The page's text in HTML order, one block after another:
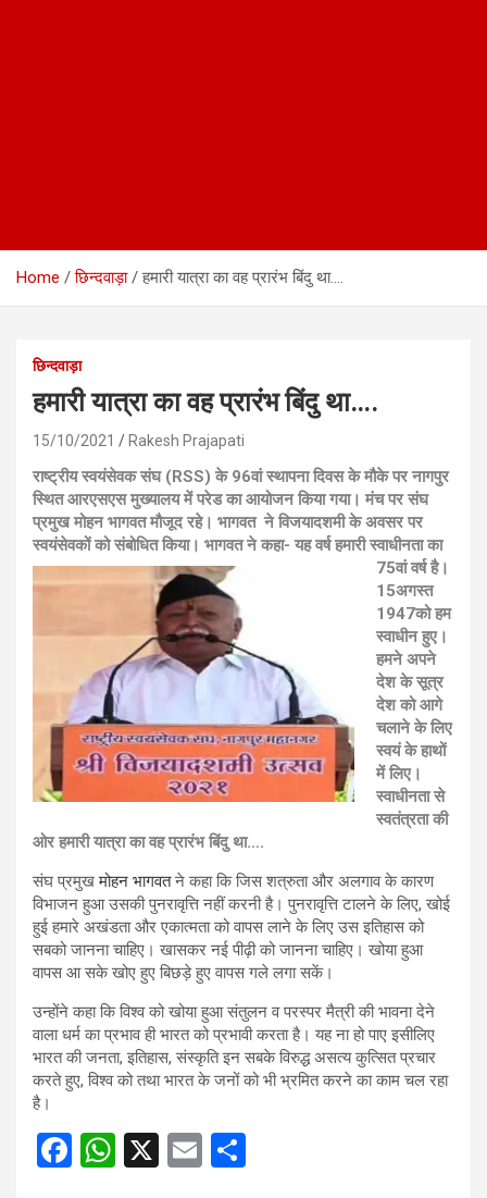
Home छिन्दवाड़ा हमारी यात्रा का वह प्रारंभ बिंदु था….
छिन्दवाड़ा
हमारी यात्रा का वह प्रारंभ बिंदु था….
15/10/2021 Rakesh Prajapati
राष्ट्रीय स्वयंसेवक संघ (RSS) के 96वां स्थापना दिवस के मौके पर नागपुर
स्थित आरएसएस मुख्यालय में परेड का आयोजन किया गया। मंच पर संघ
प्रमुख मोहन भागवत मौजूद रहे। भागवत ने विजयादशमी के अवसर पर
स्वयंसेवकों को संबोधित किया। भागवत नेकहा- यह वर्ष हमारी स्वाधीनता का
75वां वर्ष है।
15अगस्त
1947को हम
स्वाधीन हुए।
हमने अपने
देश के सूत्र
देश को आगे
चलाने के लिए
स्वयं के हाथों
में लिए।
स्वाधीनता से
स्वतंत्रता की
ओर हमारी यात्रा का वह प्रारंभ बिंदु था….
संघ प्रमुखमोहन भागवतने कहा कि जिस शत्रुता और अलगाव के कारण
विभाजन हुआ उसकी पुनरावृत्ति नहीं करनी है। पुनरावृत्ति टालने के लिए, खोई
हुई हमारे अखंडता और एकात्मता को वापस लाने के लिए उस इतिहास को
सबको जानना चाहिए। खासकर नई पीढ़ी को जानना चाहिए। खोया हुआ
वापस आ सके खोए हुए बिछड़े हुए वापस गले लगा सकें।
उन्होंने कहा कि विश्व को खोया हुआ संतुलन व परस्पर मैत्री की भावना देने
वाला धर्म का प्रभाव ही भारत को प्रभावी करता है। यह ना हो पाए इसीलिए
भारत की जनता, इतिहास, संस्कृति इन सबके विरुद्ध असत्य कुत्सित प्रचार
करते हुए, विश्व को तथा भारत के जनों को भी भ्रमित करने का काम चल रहा
है।
F
W X
E